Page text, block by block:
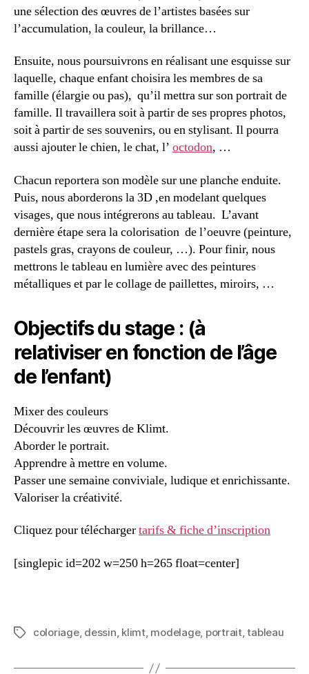
une sélection des œuvres de l’artistes basées sur
l’accumulation, la couleur, la brillance…
Ensuite, nous poursuivrons en réalisant une esquisse sur
laquelle, chaque enfant choisira les membres de sa
famille (élargie ou pas), qu’il mettra sur son portrait de
famille. Il travaillera soit à partir de ses propres photos,
soit à partir de ses souvenirs, ou en stylisant. Il pourra
aussi ajouter le chien, le chat, l’ octodon, …
Chacun reportera son modèle sur une planche enduite.
Puis, nous aborderons la 3D ,en modelant quelques
visages, que nous intégrerons au tableau. L’avant
dernière étape sera la colorisation de l’oeuvre (peinture,
pastels gras, crayons de couleur, …). Pour finir, nous
mettrons le tableau en lumière avec des peintures
métalliques et par le collage de paillettes, miroirs, …
Objectifs du stage : (à
relativiser en fonction de l’âge
de l’enfant)
Mixer des couleurs
Découvrir les œuvres de Klimt.
Aborder le portrait.
Apprendre à mettre en volume.
Passer une semaine conviviale, ludique et enrichissante.
Valoriser la créativité.
Cliquez pour téléchargertarifs & fiche d’inscription
[singlepic id=202 w=250 h=265 float=center]
coloriage, dessin, klimt, modelage, portrait,tableau